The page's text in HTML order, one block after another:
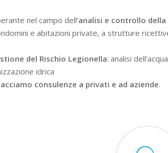
nel campo dell’analisi e controllo della
e abitazioni private, a strutture
del Rischio Legionella: analisi
idrica
consulenze a privati e ad aziende.